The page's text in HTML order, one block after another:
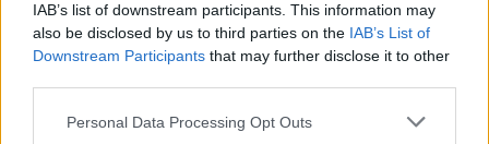
IAB’s list of downstream participants. This information may
also be disclosed by us to third parties on the IAB’s List of
Downstream Participants that may further disclose it to other
Personal Data Processing Opt Outs
Feyenoord zet deur open voor miljoenen: Ueda
en Hadj Moussa mogen vertrekken
Feyenoord sluit voorbereiding bijna af: dit staat
er nog op het programma